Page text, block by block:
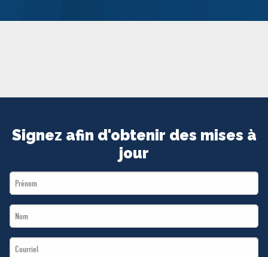
ADHÉREZ
Signez afin d'obtenir des mises à
jour
First
Name
Last
Name
Email